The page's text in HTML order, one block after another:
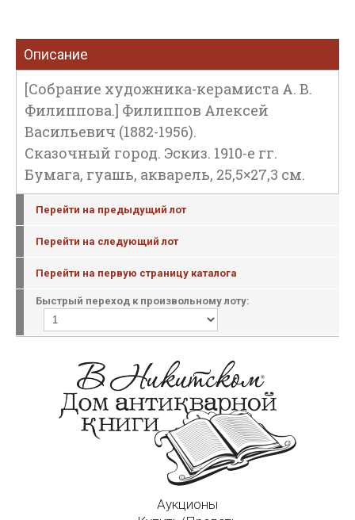
Описание
[Собрание художника-керамиста А. В.
Филиппова.] Филиппов Алексей
Васильевич (1882-1956).
Сказочный город. Эскиз. 1910-е гг.
Бумага, гуашь, акварель, 25,5×27,3 см.
Перейти на предыдущий лот
Перейти на следующий лот
Перейти на первую страницу каталога
Быстрый переход к произвольному лоту:
Аукционы